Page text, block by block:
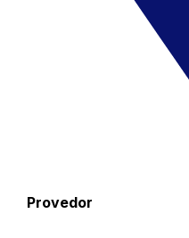
Provedor